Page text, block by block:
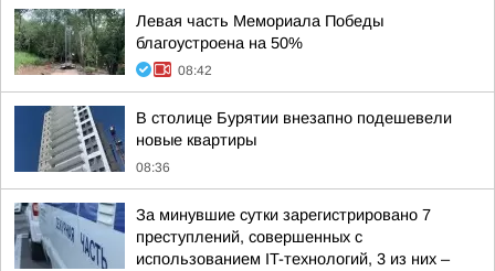
Левая часть Мемориала Победы
благоустроена на 50%
08:42
В столице Бурятии внезапно подешевели
новые квартиры
08:36
За минувшие сутки зарегистрировано 7
преступлений, совершенных с
использованием IT-технологий, 3 из них –